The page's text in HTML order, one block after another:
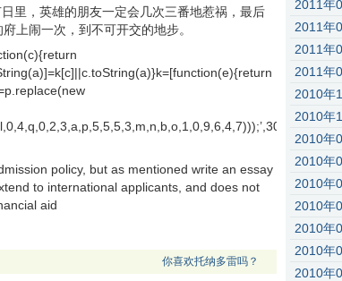
里，英雄的朋友一定会几次三番地惹祸，最后
上闹一次，到不可开交的地步。
policy, but as mentioned write an essay
to international applicants, and does not
aid
你喜欢托纳多雷吗？
2011年
2011年
2011年
2011年
2010年
2010年
2010年
2010年
2010年
2010年
2010年
2010年
2010年